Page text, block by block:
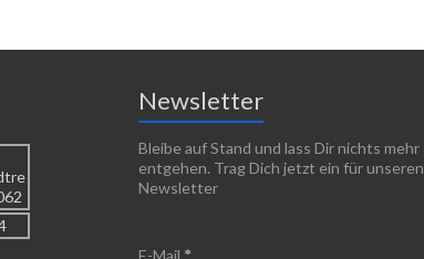
Newsletter
Bleibe auf Stand und lass Dir nichts mehr
entgehen. Trag Dich jetzt ein für unseren
Newsletter
E-Mail *